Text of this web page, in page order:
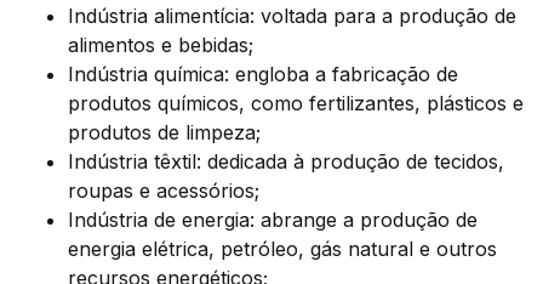
Indústria alimentícia: voltada para a produção de
alimentos e bebidas;
Indústria química: engloba a fabricação de
produtos químicos, como fertilizantes, plásticos e
produtos de limpeza;
Indústria têxtil: dedicada à produção de tecidos,
roupas e acessórios;
Indústria de energia: abrange a produção de
energia elétrica, petróleo, gás natural e outros
recursos energéticos;